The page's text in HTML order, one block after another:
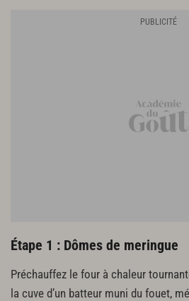
Étape 1 : Dômes de meringue
Préchauffez le four à chaleur
la cuve d’un batteur muni du fouet,